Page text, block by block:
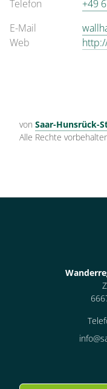
Telefon
+49
E-Mail
Web
von Saar-Hunsrück-
Alle Rechte